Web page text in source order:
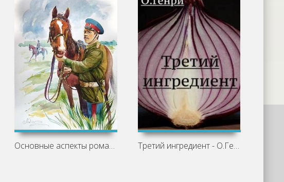
Основные аспекты романа «Казачий крест» Третий ингредиент - О.Генри »